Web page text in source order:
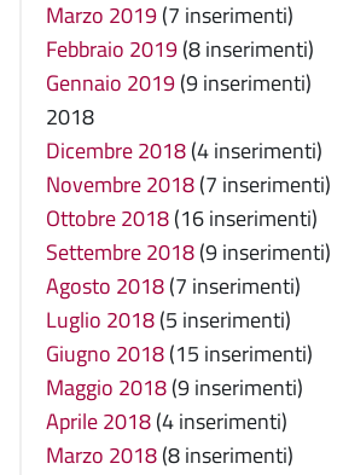
Marzo 2019(7 inserimenti)
Febbraio 2019(8 inserimenti)
Gennaio 2019(9 inserimenti)
2018
Dicembre 2018(4 inserimenti)
Novembre 2018(7 inserimenti)
Ottobre 2018(16 inserimenti)
Settembre 2018(9 inserimenti)
Agosto 2018(7 inserimenti)
Luglio 2018(5 inserimenti)
Giugno 2018(15 inserimenti)
Maggio 2018(9 inserimenti)
Aprile 2018(4 inserimenti)
Marzo 2018(8 inserimenti)